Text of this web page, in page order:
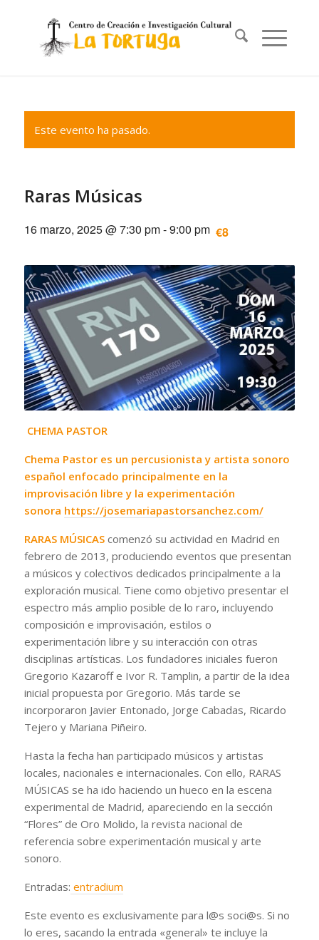
Este evento ha pasado.
Raras Músicas
16 marzo, 2025 @ 7:30 pm-9:00 pm €8
CHEMA PASTOR
Chema Pastor es un percusionista y artista sonoro
español enfocado principalmente en la
improvisación libre y la experimentación
sonora https://josemariapastorsanchez.com/
RARAS MÚSICAS comenzó su actividad en Madrid en
febrero de 2013, produciendo eventos que presentan
a músicos y colectivos dedicados principalmente a la
exploración musical. Tiene como objetivo presentar el
espectro más amplio posible de lo raro, incluyendo
composición e improvisación, estilos o
experimentación libre y su interacción con otras
disciplinas artísticas. Los fundadores iniciales fueron
Gregorio Kazaroff e Ivor R. Tamplin, a partir de la idea
inicial propuesta por Gregorio. Más tarde se
incorporaron Javier Entonado, Jorge Cabadas, Ricardo
Tejero y Mariana Piñeiro.
Hasta la fecha han participado músicos y artistas
locales, nacionales e internacionales. Con ello, RARAS
MÚSICAS se ha ido haciendo un hueco en la escena
experimental de Madrid, apareciendo en la sección
“Flores” de Oro Molido, la revista nacional de
referencia sobre experimentación musical y arte
sonoro.
Entradas: entradium
Este evento es exclusivamente para l@s soci@s. Si no
lo eres, sacando la entrada «general» te incluye la